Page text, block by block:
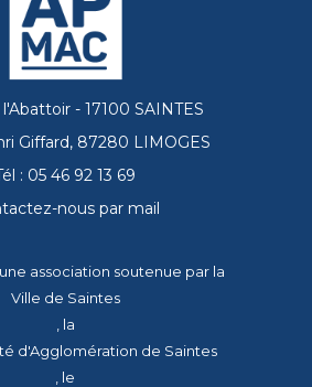
- 17100 SAINTES
Giffard, 87280 LIMOGES
: 05 46 92 13 69
nous par mail
association soutenue par la
Ville de Saintes
, la
d'Agglomération de Saintes
, le